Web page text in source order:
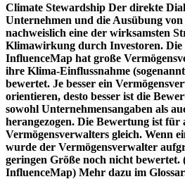
Climate Stewardship Der direkte
Unternehmen und die Ausübung
nachweislich eine der wirksamsten
Klimawirkung durch Investoren. Die
InfluenceMap hat große
ihre Klima-Einflussnahme
bewertet. Je besser ein
orientieren, desto besser ist die
sowohl Unternehmensangaben als
herangezogen. Die Bewertung ist für
Vermögensverwalters gleich. Wenn
wurde der Vermögensverwalter
geringen Größe noch nicht bewertet.
InfluenceMap) Mehr dazu im